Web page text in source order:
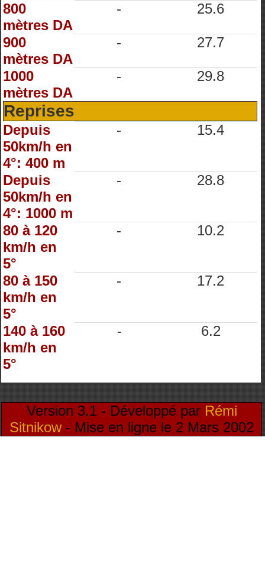
800
mètres DA
- 25.6
900
mètres DA
- 27.7
1000
mètres DA
- 29.8
Reprises
Depuis
50km/h en
4°: 400 m
- 15.4
Depuis
50km/h en
4°: 1000 m
- 28.8
80 à 120
km/h en
5°
- 10.2
80 à 150
km/h en
5°
- 17.2
140 à 160
km/h en
5°
- 6.2
Version 3.1 - Développé par Rémi
Sitnikow- Mise en ligne le 2 Mars 2002